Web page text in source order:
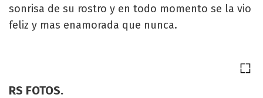
sonrisa de su rostro y en todo momento se la vio
feliz y mas enamorada que nunca.
RS FOTOS.